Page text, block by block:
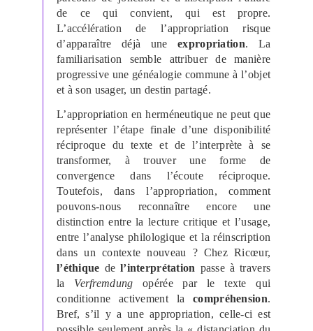
de ce qui convient, qui est propre.
L’accélération de l’appropriation risque
d’apparaître déjà uneexpropriation. La
familiarisation semble attribuer de manière
progressive une généalogie commune à l’objet
et à son usager, un destin partagé.
L’appropriation en herméneutique ne peut que
représenter l’étape finale d’une disponibilité
réciproque du texte et de l’interprète à se
transformer, à trouver une forme de
convergence dans l’écoute réciproque.
Toutefois, dans l’appropriation, comment
pouvons-nous reconnaître encore une
distinction entre la lecture critique et l’usage,
entre l’analyse philologique et la réinscription
dans un contexte nouveau ? Chez Ricœur,
l’éthique del’interprétation passe à travers
la Verfremdung opérée par le texte qui
conditionne activement lacompréhension.
Bref, s’il y a une appropriation, celle-ci est